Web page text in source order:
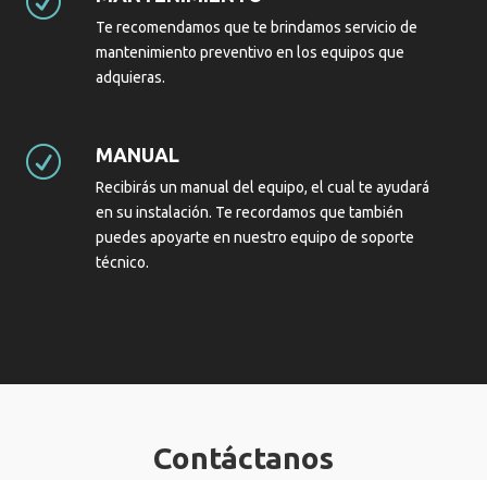
Te recomendamos que te brindamos servicio de
mantenimiento preventivo en los equipos que
adquieras.
R MANUAL
Recibirás un manual del equipo, el cual te ayudará
en su instalación. Te recordamos que también
puedes apoyarte en nuestro equipo de soporte
técnico.
Contáctanos